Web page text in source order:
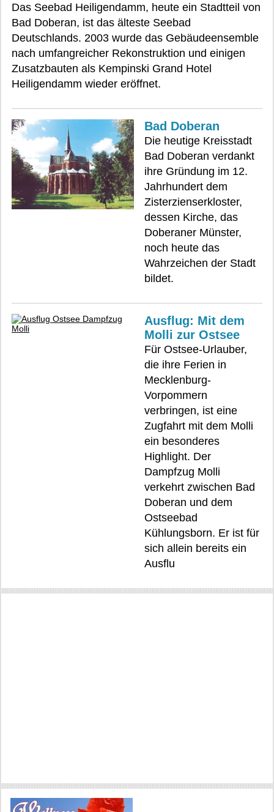
Das Seebad Heiligendamm, heute ein Stadtteil von
Bad Doberan, ist das älteste Seebad
Deutschlands. 2003 wurde das Gebäudeensemble
nach umfangreicher Rekonstruktion und einigen
Zusatzbauten als Kempinski Grand Hotel
Heiligendamm wieder eröffnet.
Bad Doberan
Die heutige Kreisstadt
Bad Doberan verdankt
ihre Gründung im 12.
Jahrhundert dem
Zisterzienserkloster,
dessen Kirche, das
Doberaner Münster,
noch heute das
Wahrzeichen der Stadt
bildet.
Ausflug: Mit dem
Molli zur Ostsee
Für Ostsee-Urlauber,
die ihre Ferien in
Mecklenburg-
Vorpommern
verbringen, ist eine
Zugfahrt mit dem Molli
ein besonderes
Highlight. Der
Dampfzug Molli
verkehrt zwischen Bad
Doberan und dem
Ostseebad
Kühlungsborn. Er ist für
sich allein bereits ein
Ausflu